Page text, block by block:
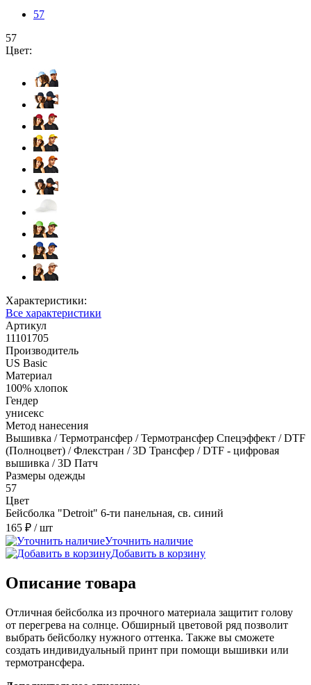
57
57
Цвет:
Характеристики:
Все характеристики
Артикул
11101705
Производитель
US Basic
Материал
100% хлопок
Гендер
унисекс
Метод нанесения
Вышивка / Термотрансфер / Термотрансфер Спецэффект / DTF
(Полноцвет) / Флекстран / 3D Трансфер / DTF - цифровая
вышивка / 3D Патч
Размеры одежды
57
Цвет
Бейсболка "Detroit" 6-ти панельная, св. синий
165 ₽ / шт
Уточнить наличие
Добавить в корзину
Описание товара
Отличная бейсболка из прочного материала защитит голову
от перегрева на солнце. Обширный цветовой ряд позволит
выбрать бейсболку нужного оттенка. Также вы сможете
создать индивидуальный принт при помощи вышивки или
термотрансфера.